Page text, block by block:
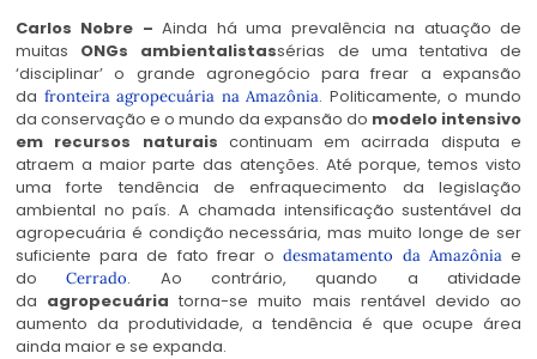
Carlos Nobre – Ainda há uma prevalência na atuação de
muitas ONGs ambientalistassérias de uma tentativa de
‘disciplinar’ o grande agronegócio para frear a expansão
da fronteira agropecuária na Amazônia. Politicamente, o mundo
da conservação e o mundo da expansão do modelo intensivo
em recursos naturais continuam em acirrada disputa e
atraem a maior parte das atenções. Até porque, temos visto
uma forte tendência de enfraquecimento da legislação
ambiental no país. A chamada intensificação sustentável da
agropecuária é condição necessária, mas muito longe de ser
suficiente para de fato frear odesmatamento da Amazôniae
doCerrado. Ao contrário, quando a atividade
da agropecuária torna-se muito mais rentável devido ao
aumento da produtividade, a tendência é que ocupe área
ainda maior e se expanda.